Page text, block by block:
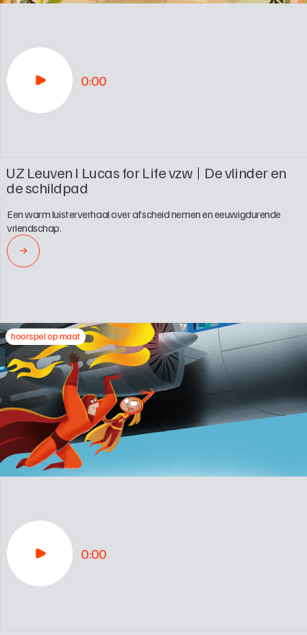
0:00
UZ Leuven I Lucas for Life vzw De vlinder en
de schildpad
Een warm luisterverhaal over afscheid nemen en eeuwigdurende
vriendschap.
→
0:00
hoorspel op maat